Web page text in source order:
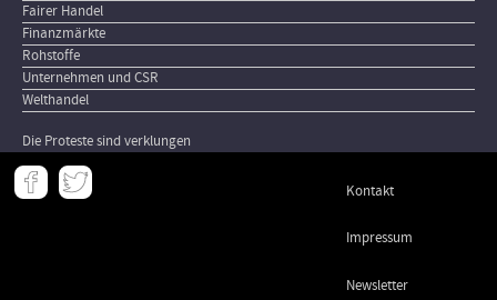
Fairer Handel
Finanzmärkte
Rohstoffe
Unternehmen und CSR
Welthandel
Die Proteste sind verklungen
Meta
- Kontakt
Impressum
Newsletter